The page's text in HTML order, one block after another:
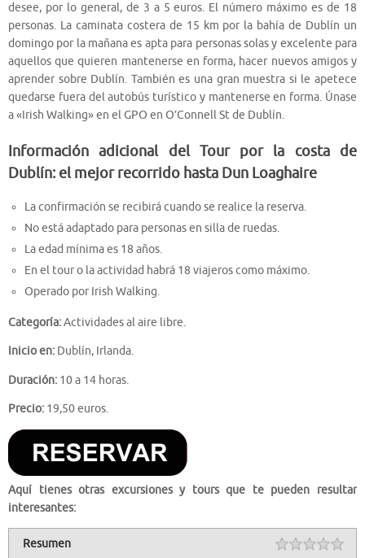
desee, por lo general, de 3 a 5 euros. El número máximo es de 18
personas. La caminata costera de 15 km por la bahía de Dublín un
domingo por la mañana es apta para personas solas y excelente para
aquellos que quieren mantenerse en forma, hacer nuevos amigos y
aprender sobre Dublín. También es una gran muestra si le apetece
quedarse fuera del autobús turístico y mantenerse en forma. Únase
a «Irish Walking» en el GPO en O’Connell St de Dublín.
Información adicional del Tour por la costa de
Dublín: el mejor recorrido hasta Dun Loaghaire
La confirmación se recibirá cuando se realice la reserva.
No está adaptado para personas en silla de ruedas.
La edad mínima es 18 años.
En el tour o la actividad habrá 18 viajeros como máximo.
Operado por Irish Walking.
Categoría:Actividades al aire libre.
Inicio en: Dublín, Irlanda.
Duración: 10 a 14 horas.
Precio: 19,50 euros.
Aquí tienes otras excursiones y tours que te pueden resultar
interesantes:
Resumen